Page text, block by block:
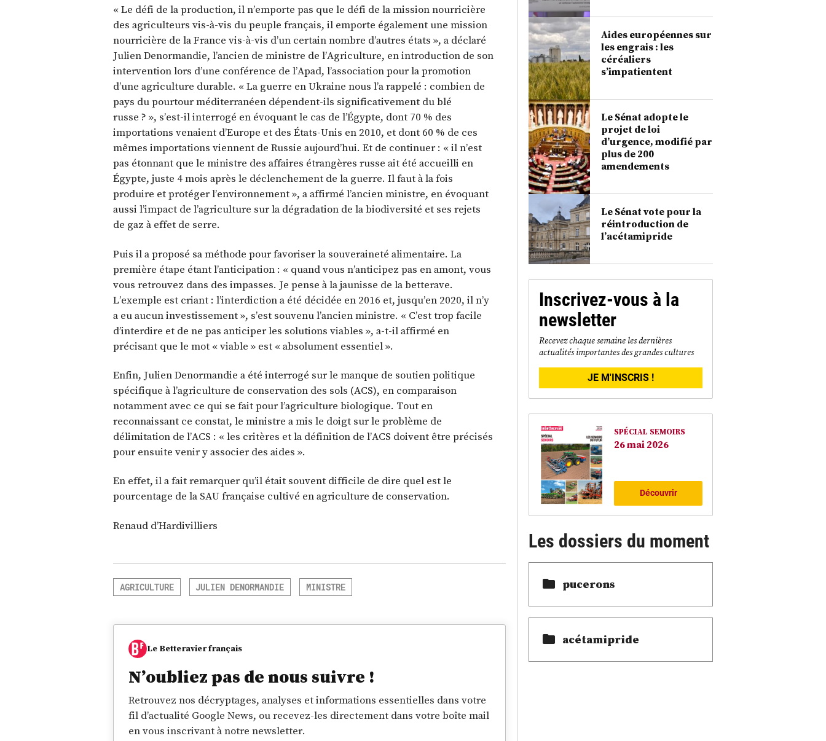
« Le défi de la production, il n’emporte pas que le défi de la mission nourricière
des agriculteurs vis-à-vis du peuple français, il emporte également une mission
nourricière de la France vis-à-vis d’un certain nombre d’autres états », a déclaré
Julien Denormandie, l’ancien de ministre de l’Agriculture, en introduction de son
intervention lors d’une conférence de l’Apad, l’association pour la promotion
d’une agriculture durable. « La guerre en Ukraine nous l’a rappelé : combien de
pays du pourtour méditerranéen dépendent-ils significativement du blé
russe ? », s’est-il interrogé en évoquant le cas de l’Égypte, dont 70 % des
importations venaient d’Europe et des États-Unis en 2010, et dont 60 % de ces
mêmes importations viennent de Russie aujourd’hui. Et de continuer : « il n’est
pas étonnant que le ministre des affaires étrangères russe ait été accueilli en
Égypte, juste 4 mois après le déclenchement de la guerre. Il faut à la fois
produire et protéger l’environnement », a affirmé l’ancien ministre, en évoquant
aussi l’impact de l’agriculture sur la dégradation de la biodiversité et ses rejets
de gaz à effet de serre.
Puis il a proposé sa méthode pour favoriser la souveraineté alimentaire. La
première étape étant l’anticipation : « quand vous n’anticipez pas en amont, vous
vous retrouvez dans des impasses. Je pense à la jaunisse de la betterave.
L’exemple est criant : l’interdiction a été décidée en 2016 et, jusqu’en 2020, il n’y
a eu aucun investissement », s’est souvenu l’ancien ministre. « C’est trop facile
d’interdire et de ne pas anticiper les solutions viables », a-t-il affirmé en
précisant que le mot « viable » est « absolument essentiel ».
Enfin, Julien Denormandie a été interrogé sur le manque de soutien politique
spécifique à l’agriculture de conservation des sols (ACS), en comparaison
notamment avec ce qui se fait pour l’agriculture biologique. Tout en
reconnaissant ce constat, le ministre a mis le doigt sur le problème de
délimitation de l’ACS : « les critères et la définition de l’ACS doivent être précisés
pour ensuite venir y associer des aides ».
En effet, il a fait remarquer qu’il était souvent difficile de dire quel est le
pourcentage de la SAU française cultivé en agriculture de conservation.
Renaud d’Hardivilliers
AGRICULTURE JULIEN DENORMANDIE MINISTRE
Le Betteravier français
N’oubliez pas de nous suivre !
Retrouvez nos décryptages, analyses et informations essentielles dans votre
fil d’actualité Google News, ou recevez-les directement dans votre boîte mail
en vous inscrivant à notre newsletter.
Aides européennes sur
les engrais : les
céréaliers
s’impatientent
Le Sénat adopte le
projet de loi
d’urgence, modifié par
plus de 200
amendements
Le Sénat vote pour la
réintroduction de
l’acétamipride
Inscrivez-vous à la
newsletter
Recevez chaque semaine les dernières
actualités importantes des grandes cultures
JE M'INSCRIS !
SPÉCIAL SEMOIRS
26 mai 2026
Découvrir
Les dossiers du moment
pucerons
acétamipride